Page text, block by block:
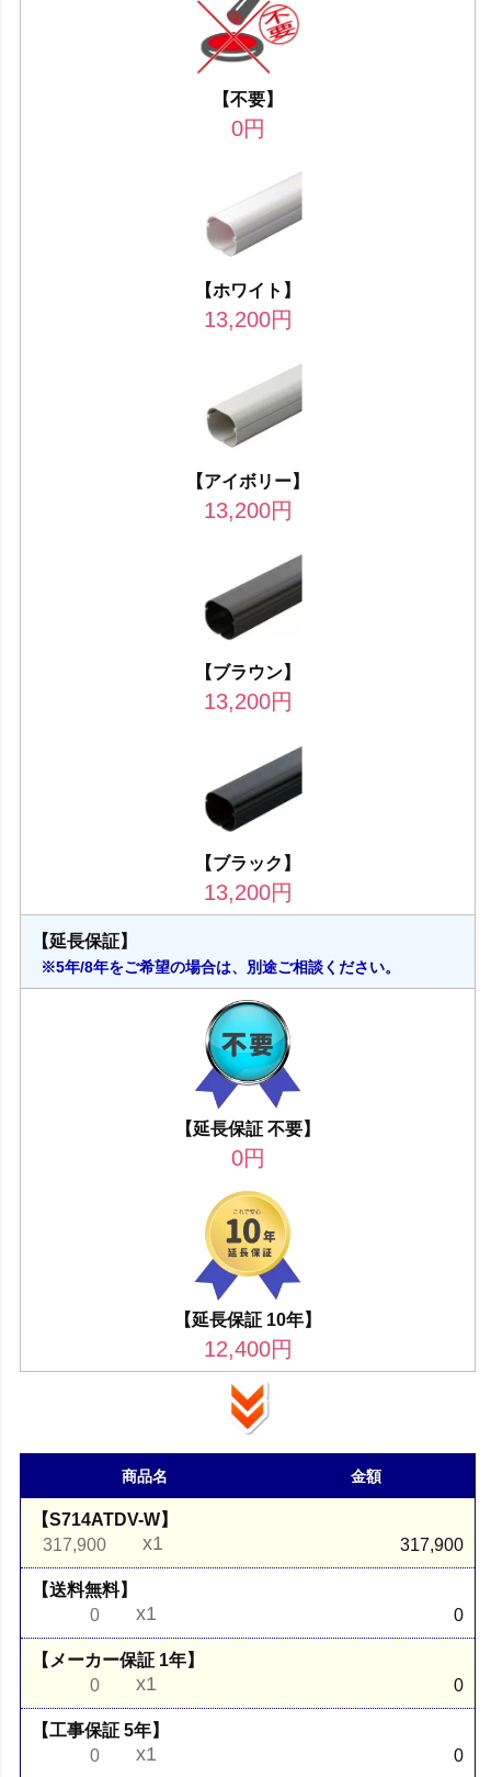
【不要】
0円
【ホワイト】
13,200円
【アイボリー】
13,200円
【ブラウン】
13,200円
【ブラック】
13,200円
【延長保証】
※5年/8年をご希望の場合は、別途ご相談ください。
【延長保証 不要】
0円
【延長保証 10年】
12,400円
商品名 金額
【S714ATDV-W】
317,900
x1 317,900
【送料無料】
0
x1 0
【メーカー保証 1年】
0
x1 0
【工事保証 5年】
0
x1 0